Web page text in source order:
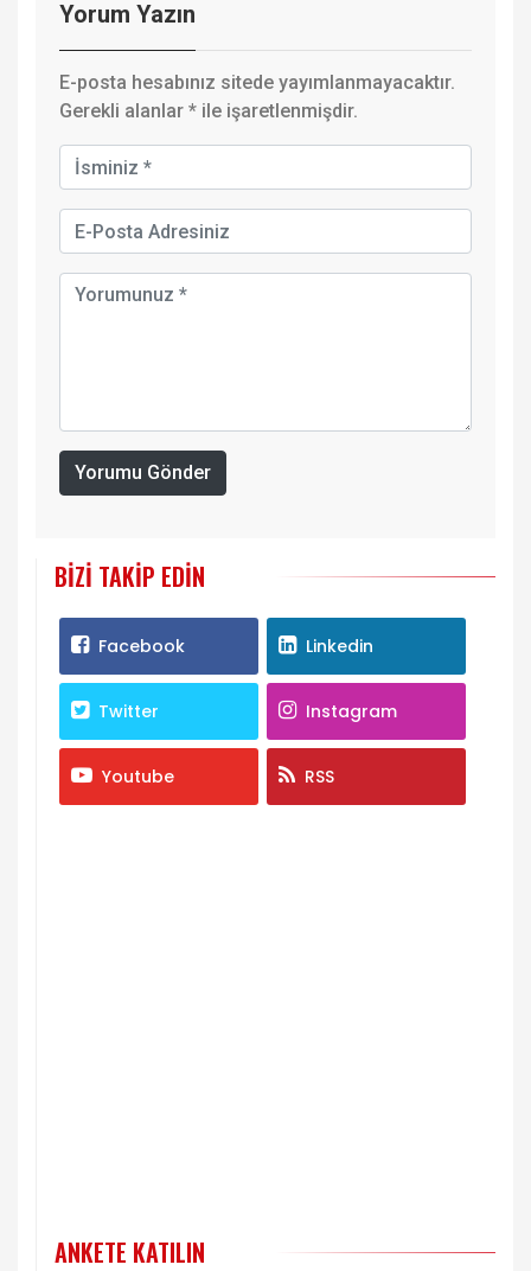
Yorum Yazın
E-posta hesabınız sitede yayımlanmayacaktır.
Gerekli alanlar * ile işaretlenmişdir.
Yorumu Gönder
BIZI TAKIP EDIN
Facebook Linkedin
Twitter Instagram
Youtube RSS
ANKETE KATILIN